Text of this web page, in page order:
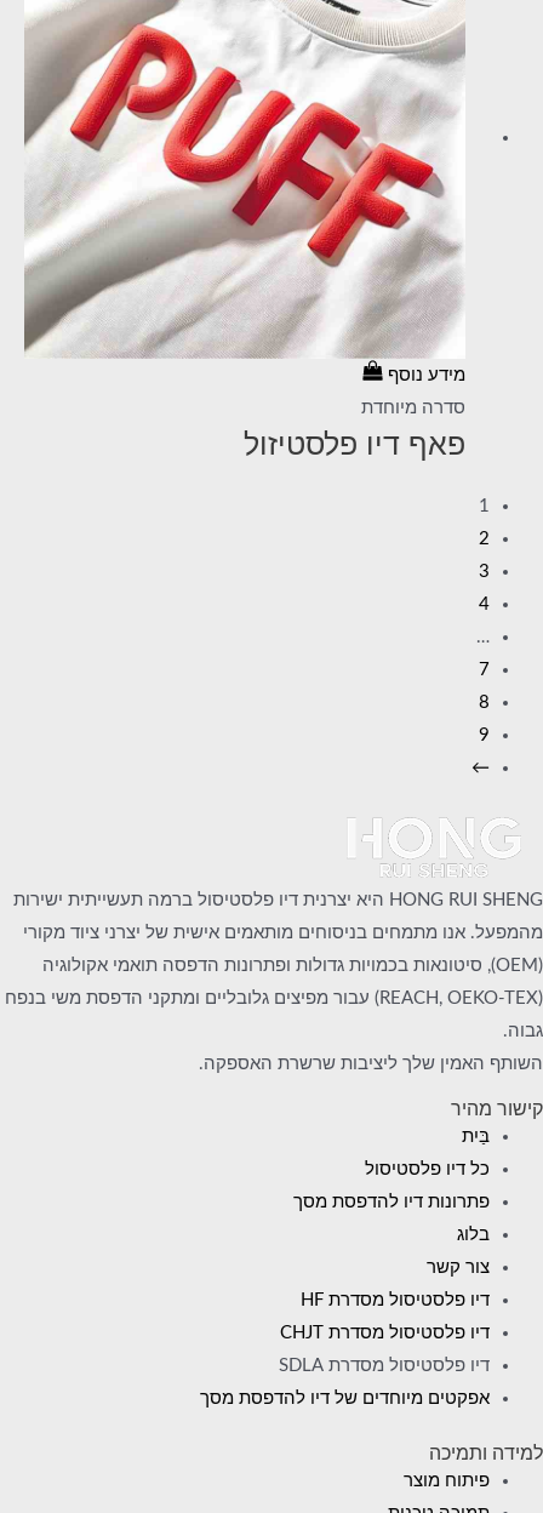
מידע נוסף
סדרה מיוחדת
פאף דיו פלסטיזול
1
2
3
4
…
7
8
9
←
HONG RUI SHENG היא יצרנית דיו פלסטיסול ברמה תעשייתית ישירות
מהמפעל. אנו מתמחים בניסוחים מותאמים אישית של יצרני ציוד מקורי
(OEM), סיטונאות בכמויות גדולות ופתרונות הדפסה תואמי אקולוגיה
(REACH, OEKO-TEX) עבור מפיצים גלובליים ומתקני הדפסת משי בנפח
גבוה.
השותף האמין שלך ליציבות שרשרת האספקה.
קישור מהיר
בַּיִת
כל דיו פלסטיסול
פתרונות דיו להדפסת מסך
בלוג
צור קשר
דיו פלסטיסול מסדרת HF
דיו פלסטיסול מסדרת CHJT
דיו פלסטיסול מסדרת SDLA
אפקטים מיוחדים של דיו להדפסת מסך
למידה ותמיכה
פיתוח מוצר